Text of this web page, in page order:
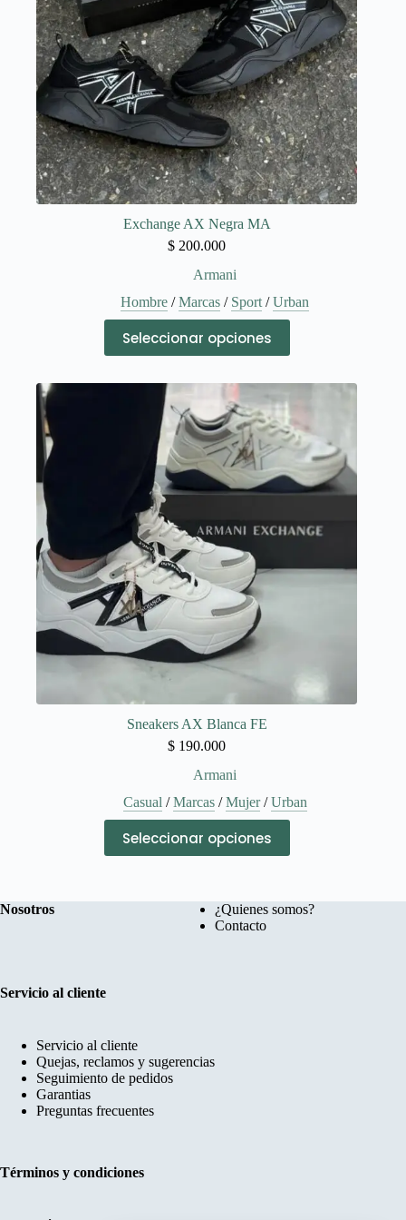
Exchange AX Negra MA
$ 200.000
Armani
Hombre /Marcas / Sport /Urban
Seleccionar opciones
producto
tiene
opciones
se
pueden
elegir
en
página
de
producto
Sneakers AX Blanca FE
$ 190.000
Armani
Casual/Marcas/Mujer/Urban
Seleccionar opciones
producto
tiene
Las
opciones
producto
Nosotros
¿Quienes somos?
Contacto
Servicio al cliente
Servicio al cliente
Quejas, reclamos y sugerencias
Seguimiento de pedidos
Garantias
Preguntas frecuentes
Términos y condiciones